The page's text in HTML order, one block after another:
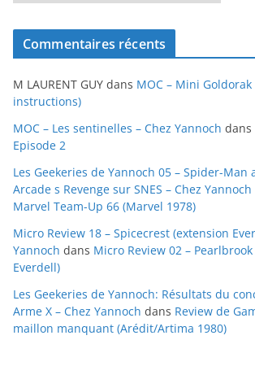
r
c
v
e
s
Commentaires récents
M LAURENT GUY dans MOC – Mini Goldorak
instructions)
MOC – Les sentinelles – Chez Yannoch dans
Episode 2
Les Geekeries de Yannoch 05 – Spider-Man
Arcade s Revenge sur SNES – Chez Yannoch
Marvel Team-Up 66 (Marvel 1978)
Micro Review 18 – Spicecrest (extension
Yannoch dans Micro Review 02 –
Everdell)
Les Geekeries de Yannoch: Résultats du
Arme X – Chez Yannoch dans Review de
maillon manquant (Arédit/Artima 1980)